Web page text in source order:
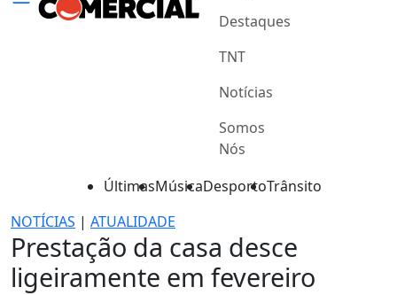
Destaques
TNT
Notícias
Somos
Nós
ÚltimasMúsicaDesportoTrânsito
NOTÍCIAS | ATUALIDADE
Prestação da casa desce
ligeiramente em fevereiro